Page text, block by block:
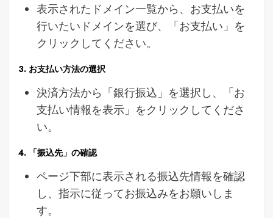
表示されたドメイン一覧から、お支払いを
行いたいドメインを選び、「お支払い」を
クリックしてください。
3. お支払い方法の選択
決済方法から「銀行振込」を選択し、「お
支払い情報を表示」をクリックしてくださ
い。
4. 「振込先」の確認
ページ下部に表示される振込先情報を確認
し、指示に従ってお振込みをお願いしま
す。